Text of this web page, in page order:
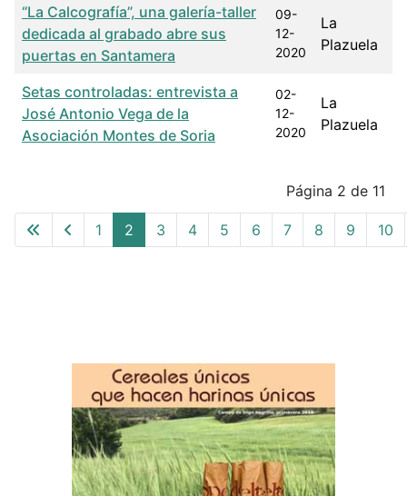
“La Calcografía”, una galería-taller
dedicada al grabado abre sus
puertas en Santamera
09-
12-
2020
La
Plazuela
Setas controladas: entrevista a
José Antonio Vega de la
Asociación Montes de Soria
02-
12-
2020
La
Plazuela
Página 2 de 11
1 2 3 4 5 6 7 8 9 10